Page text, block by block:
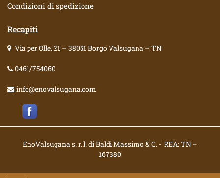
Condizioni di spedizione
Recapiti
Via per Olle, 21 – 38051 Borgo Valsugana – TN
0461/754060
info@enovalsugana.com
EnoValsugana s. r. l. di Baldi Massimo & C. - REA: TN –
167380